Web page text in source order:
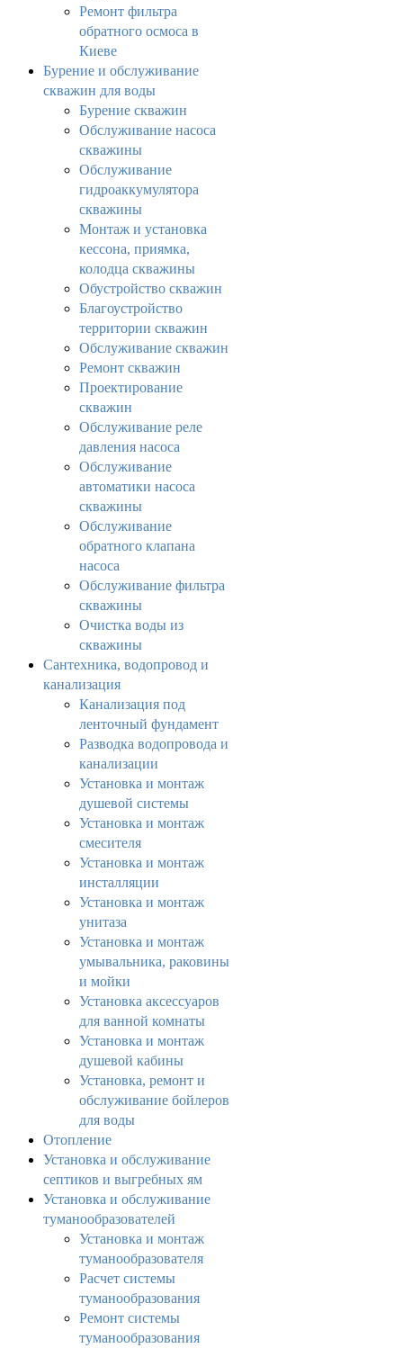
Ремонт фильтра
обратного осмоса в
Киеве
Бурение и обслуживание
скважин для воды
Бурение скважин
Обслуживание насоса
скважины
Обслуживание
гидроаккумулятора
скважины
Монтаж и установка
кессона, приямка,
колодца скважины
Обустройство скважин
Благоустройство
территории скважин
Обслуживание скважин
Ремонт скважин
Проектирование
скважин
Обслуживание реле
давления насоса
Обслуживание
автоматики насоса
скважины
Обслуживание
обратного клапана
насоса
Обслуживание фильтра
скважины
Очистка воды из
скважины
Сантехника, водопровод и
канализация
Канализация под
ленточный фундамент
Разводка водопровода и
канализации
Установка и монтаж
душевой системы
Установка и монтаж
смесителя
Установка и монтаж
инсталляции
Установка и монтаж
унитаза
Установка и монтаж
умывальника, раковины
и мойки
Установка аксессуаров
для ванной комнаты
Установка и монтаж
душевой кабины
Установка, ремонт и
обслуживание бойлеров
для воды
Отопление
Установка и обслуживание
септиков и выгребных ям
Установка и обслуживание
туманообразователей
Установка и монтаж
туманообразователя
Расчет системы
туманообразования
Ремонт системы
туманообразования